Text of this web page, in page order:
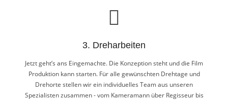
Nun arbeiten wir die Filmidee im Detail aus und erstellen
diese Ideen, so dass wir optimal und verständlich auf die
genau wissen, wo die Reise hingeht und welche Konzepte verfolgt
werden. Auf dieser Basis ermitteln wir gemeinsam das passende
Format.
3. Dreharbeiten
Jetzt geht’s ans Eingemachte. Die Konzeption steht und die Film
Produktion kann starten. Für alle gewünschten Drehtage und
Drehorte stellen wir ein individuelles Team aus unseren
Spezialisten zusammen - vom Kameramann über Regisseur bis